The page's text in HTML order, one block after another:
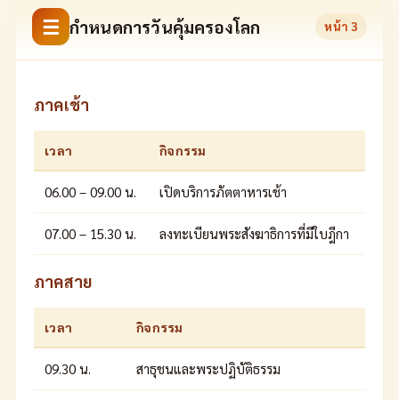
☰ กำหนดการวันคุ้มครองโลก หน้า 3
ภาคเช้า
เวลา กิจกรรม
06.00 – 09.00 น. เปิดบริการภัตตาหารเช้า
07.00 – 15.30 น. ลงทะเบียนพระสังฆาธิการที่มีใบฎีกา
ภาคสาย
เวลา กิจกรรม
09.30 น. สาธุชนและพระปฏิบัติธรรม